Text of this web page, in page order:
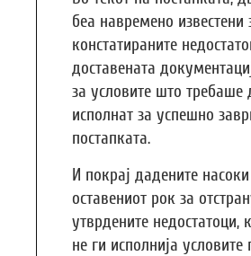
беа навремено известени
констатираните
доставената
за условите што требаше
исполнат за успешно
постапката.
И покрај дадените
оставениот рок за
утврдените недостатоци,
не ги исполнија